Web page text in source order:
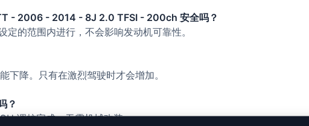
- 2006 - 2014 - 8J 2.0 TFSI - 200ch 安全吗？
定的范围内进行，不会影响发动机可靠性。
下降。只有在激烈驾驶时才会增加。
？
调校完成，无需机械改装。